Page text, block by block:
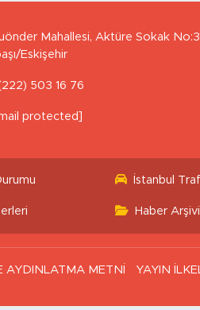
Mahallesi, Aktüre Sokak
Eskişehir
503 16 76
protected]
İstanbul
Haber Arşivi
AYDINLATMA METNİ YAYIN